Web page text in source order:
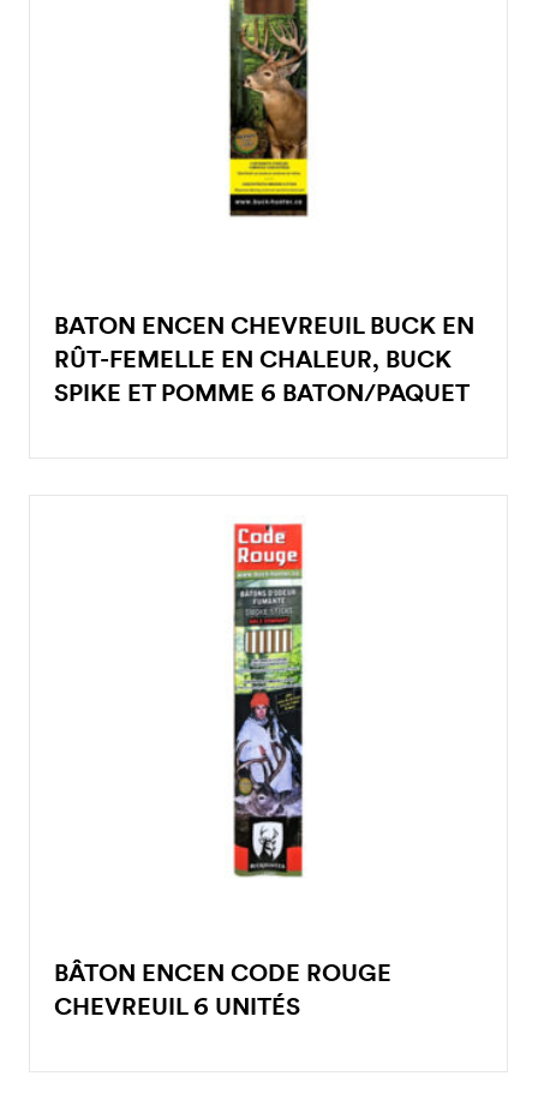
BATON ENCEN CHEVREUIL BUCK EN
RÛT-FEMELLE EN CHALEUR, BUCK
SPIKE ET POMME 6 BATON/PAQUET
BÂTON ENCEN CODE ROUGE
CHEVREUIL 6 UNITÉS